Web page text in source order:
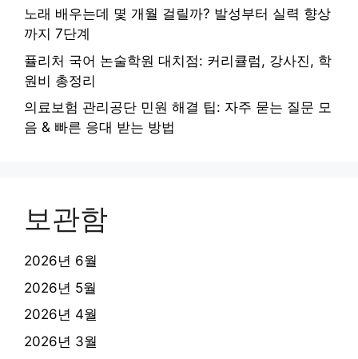
노래 배우는데 몇 개월 걸릴까? 발성부터 실력 향상
까지 7단계
퓰리처 국어 논술학원 대치점: 커리큘럼, 강사진, 학
원비 총정리
의료보험 관리공단 민원 해결 팁: 자주 묻는 질문 모
음 & 빠른 응대 받는 방법
보관함
2026년 6월
2026년 5월
2026년 4월
2026년 3월